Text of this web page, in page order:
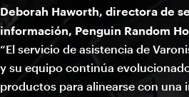
Deborah Haworth, directora de
información, Penguin Random
“El servicio de asistencia de
y su equipo continúa
productos para alinearse con una